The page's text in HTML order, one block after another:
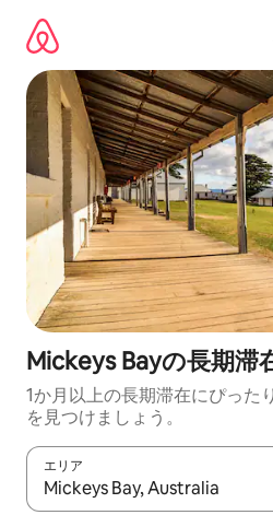
Mickeys Bayの長期滞
1か月以上の長期滞在にぴった
を見つけましょう。
エリア
検索結果が表示されたら、上下